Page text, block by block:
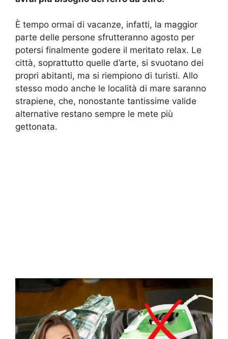
È tempo ormai di vacanze, infatti, la maggior
parte delle persone sfrutteranno agosto per
potersi finalmente godere il meritato relax. Le
città, soprattutto quelle d’arte, si svuotano dei
propri abitanti, ma si riempiono di turisti. Allo
stesso modo anche le località di mare saranno
strapiene, che, nonostante tantissime valide
alternative restano sempre le mete più
gettonata.